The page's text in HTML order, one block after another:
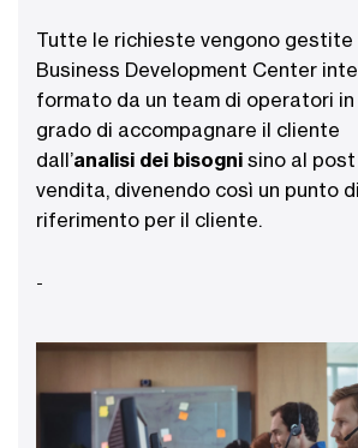
Tutte le richieste vengono gestite
Business Development Center
formato da un team di operatori in
grado di accompagnare il cliente
dall’analisi dei bisogni sino al post
vendita, divenendo così un punto di
riferimento per il cliente.
-